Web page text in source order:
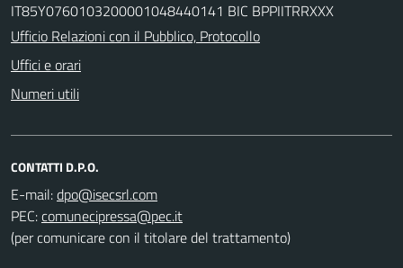
IT85Y0760103200001048440141 BIC BPPIITRRXXX
Ufficio Relazioni con il Pubblico, Protocollo
Uffici e orari
Numeri utili
CONTATTI D.P.O.
E-mail:
PEC:
(per comunicare con il titolare del trattamento)